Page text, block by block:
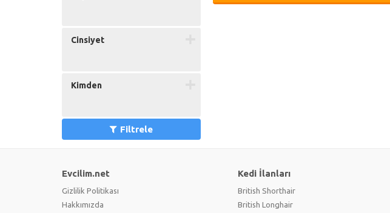
Cinsiyet
Kimden
Filtrele
Evcilim.net
Gizlilik Politikası
Hakkımızda
Kedi İlanları
British Shorthair
British Longhair